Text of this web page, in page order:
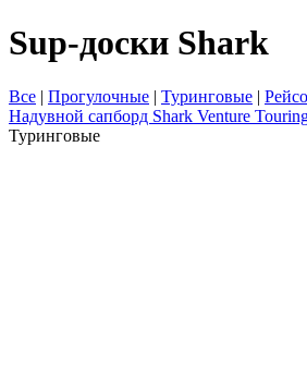
Sup-доски Shark
Все | Прогулочные | Туринговые |
Надувной сапборд Shark Venture
Туринговые